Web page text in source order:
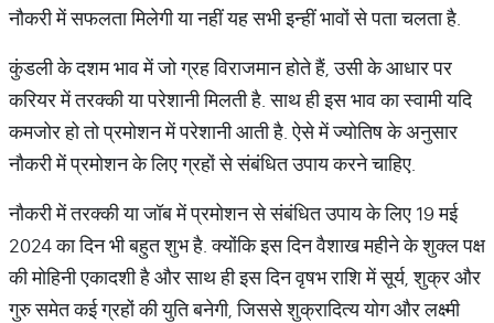
नौकरी में सफलता मिलेगी या नहीं यह सभी इन्हीं भावों से पता चलता है.
कुंडली के दशम भाव में जो ग्रह विराजमान होते हैं, उसी के आधार पर
करियर में तरक्की या परेशानी मिलती है. साथ ही इस भाव का स्वामी यदि
कमजोर हो तो प्रमोशन में परेशानी आती है. ऐसे में ज्योतिष के अनुसार
नौकरी में प्रमोशन के लिए ग्रहों से संबंधित उपाय करने चाहिए.
नौकरी में तरक्की या जॉब में प्रमोशन से संबंधित उपाय के लिए 19 मई
2024 का दिन भी बहुत शुभ है. क्योंकि इस दिन वैशाख महीने के शुक्ल पक्ष
की मोहिनी एकादशी है और साथ ही इस दिन वृषभ राशि में सूर्य, शुक्र और
गुरु समेत कई ग्रहों की युति बनेगी, जिससे शुक्रादित्य योग और लक्ष्मी